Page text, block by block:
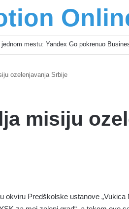
mestu: Yandex Go pokrenuo
ozelenjavanja Srbije
misiju
okviru Predškolske ustanove „Vukica